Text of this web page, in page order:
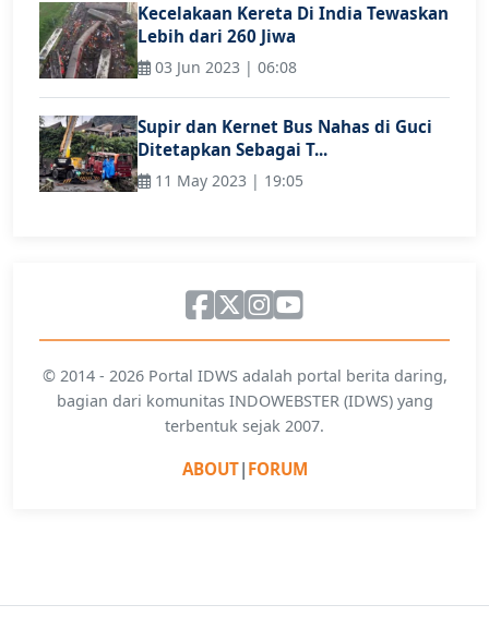
Kecelakaan Kereta Di India Tewaskan
Lebih dari 260 Jiwa
03 Jun 2023 | 06:08
Supir dan Kernet Bus Nahas di Guci
Ditetapkan Sebagai T...
11 May 2023 | 19:05
© 2014 - 2026 Portal IDWS adalah portal berita daring,
bagian dari komunitas INDOWEBSTER (IDWS) yang
terbentuk sejak 2007.
ABOUT| FORUM